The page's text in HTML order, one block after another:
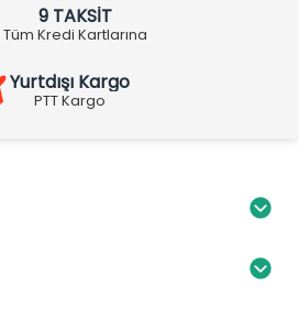
9 TAKSİT
Tüm Kredi Kartlarına
Yurtdışı Kargo
PTT Kargo